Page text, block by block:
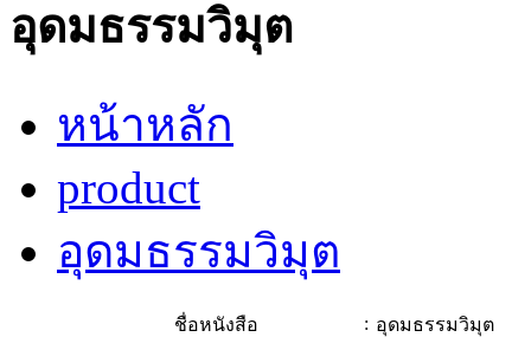
อุดมธรรมวิมุต
หน้าหลัก
product
อุดมธรรมวิมุต
ชื่อหนังสือ : อุดมธรรมวิมุต